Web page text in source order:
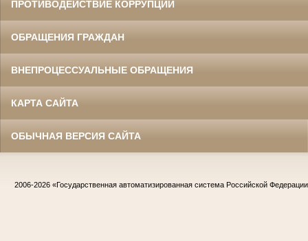
ПРОТИВОДЕЙСТВИЕ КОРРУПЦИИ
ОБРАЩЕНИЯ ГРАЖДАН
ВНЕПРОЦЕССУАЛЬНЫЕ ОБРАЩЕНИЯ
КАРТА САЙТА
ОБЫЧНАЯ ВЕРСИЯ САЙТА
2006-2026 «Государственная автоматизированная система Российской